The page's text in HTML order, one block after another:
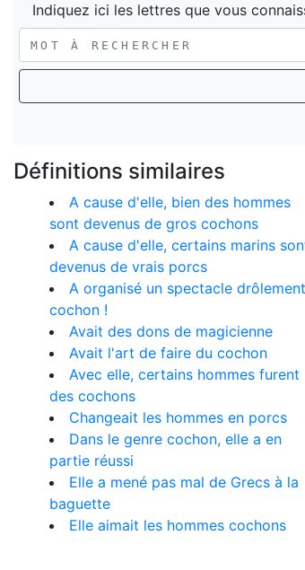
Indiquez ici les lettres que vous
Définitions similaires
A cause d'elle, bien des hommes
sont devenus de gros cochons
A cause d'elle, certains marins
devenus de vrais porcs
A organisé un spectacle drôlement
cochon !
Avait des dons de magicienne
Avait l'art de faire du cochon
Avec elle, certains hommes furent
des cochons
Changeait les hommes en porcs
Dans le genre cochon, elle a en
partie réussi
Elle a mené pas mal de Grecs à la
baguette
Elle aimait les hommes cochons